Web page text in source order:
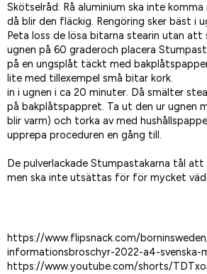
Skötselråd: Rå aluminium ska inte
då blir den fläckig. Rengöring sker bäst i
Peta loss de lösa bitarna stearin utan
ugnen på 60 graderoch placera
på en ungsplåt täckt med
lite med tillexempel små bitar kork.
in i ugnen i ca 20 minuter. Då smälter
på bakplåtspappret. Ta ut den ur ugnen
blir varm) och torka av med
upprepa proceduren en gång till.
De pulverlackade Stumpastakarna tål
men ska inte utsättas för för mycket
https://www.flipsnack.com/
informationsbroschyr-2022-a4-svenska-
https://www.youtube.com/shorts/